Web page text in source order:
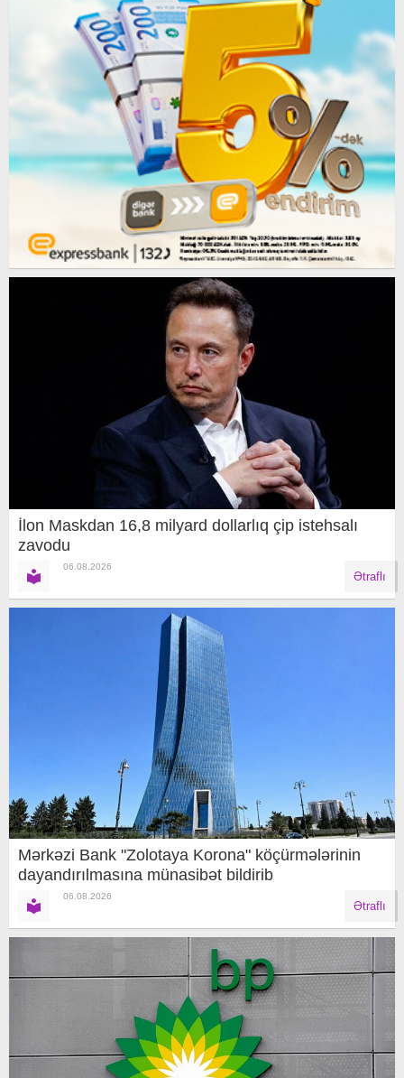
İlon Maskdan 16,8 milyard dollarlıq çip istehsalı
zavodu
06.08.2026
Ətraflı
Mərkəzi Bank "Zolotaya Korona" köçürmələrinin
dayandırılmasına münasibət bildirib
06.08.2026
Ətraflı